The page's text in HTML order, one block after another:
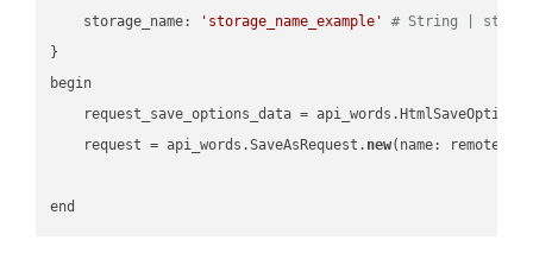
    storage_name:
'storage_name_example'
# String |
}
begin
request_save_options_data =
    request = api_words.SaveAsRequest.
new(name: